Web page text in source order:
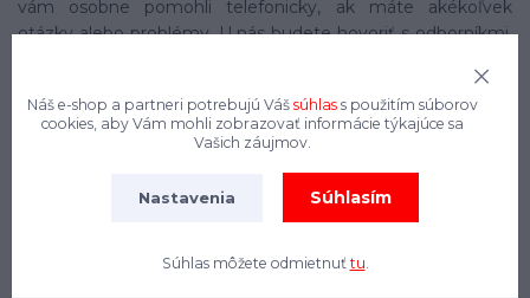
vám osobne pomohli telefonicky, ak máte akékoľvek
otázky alebo problémy. U nás budete hovoriť s odborníkmi,
Technické špecifikácie:
Šírka rezu: cca 2180 mm
Typ noža: kladivo s hmotnosťou cca 1,2 kg
Kĺbový hriadeľ: súčasťou dodávky
Náš e-shop a partneri potrebujú Vášsúhlas s použitím súborov
cookies, aby Vám mohli zobrazovať informácie týkajúce sa
Vašich záujmov.
Nastavenia Súhlasím
Súhlas môžete odmietnuť tu